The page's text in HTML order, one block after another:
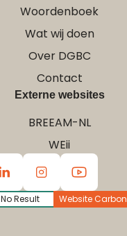
Woordenboek
Wat wij doen
Over DGBC
Contact
Externe websites
BREEAM-NL
WEii
No Result Website Carbon